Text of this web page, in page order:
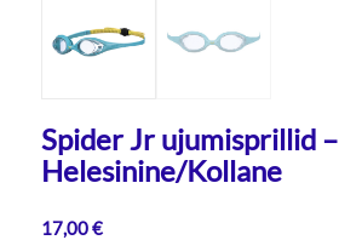
Spider Jr ujumisprillid –
Helesinine/Kollane
17,00€